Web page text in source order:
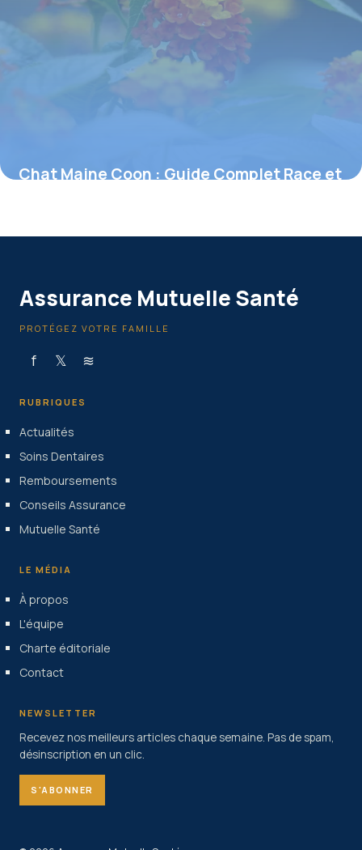
Chat Maine Coon : Guide Complet Race et
Assurance Mutuelle Santé
PROTÉGEZ VOTRE FAMILLE
f 𝕏 ≋
RUBRIQUES
Actualités
Soins Dentaires
Remboursements
Conseils Assurance
Mutuelle Santé
LE MÉDIA
À propos
L'équipe
Charte éditoriale
Contact
NEWSLETTER
Recevez nos meilleurs articles chaque semaine. Pas de spam,
désinscription en un clic.
S'ABONNER